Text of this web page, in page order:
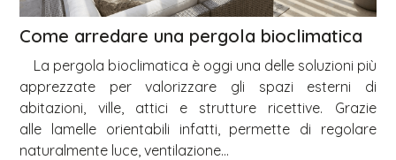
Come arredare una pergola bioclimatica
La pergola bioclimatica è oggi una delle soluzioni più
apprezzate per valorizzare gli spazi esterni di
abitazioni, ville, attici e strutture ricettive. Grazie
alle lamelle orientabili infatti, permette di regolare
naturalmente luce, ventilazione...